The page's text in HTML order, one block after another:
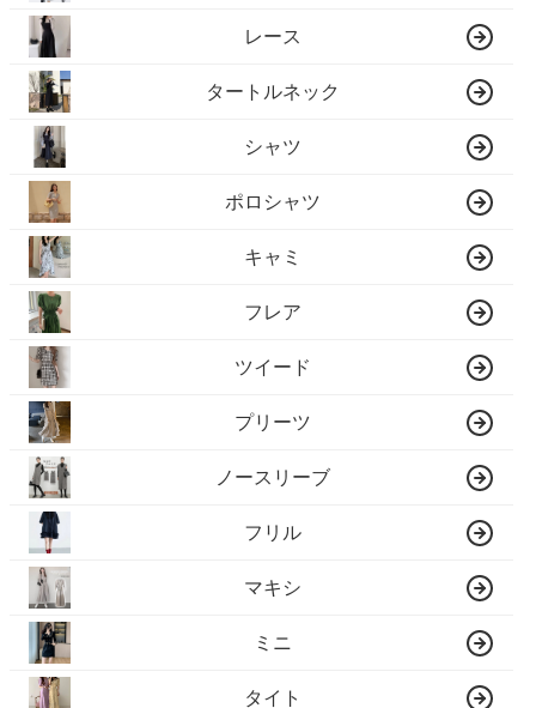
レース
タートルネック
シャツ
ポロシャツ
キャミ
フレア
ツイード
プリーツ
ノースリーブ
フリル
マキシ
ミニ
タイト